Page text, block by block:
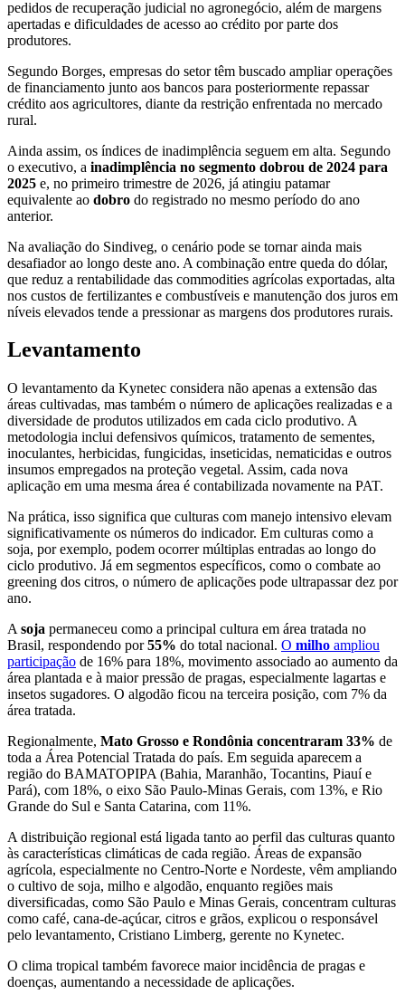
pedidos de recuperação judicial no agronegócio, além de margens
apertadas e dificuldades de acesso ao crédito por parte dos
produtores.
Segundo Borges, empresas do setor têm buscado ampliar operações
de financiamento junto aos bancos para posteriormente repassar
crédito aos agricultores, diante da restrição enfrentada no mercado
rural.
Ainda assim, os índices de inadimplência seguem em alta. Segundo
o executivo, a inadimplência no segmento dobrou de 2024 para
2025 e, no primeiro trimestre de 2026, já atingiu patamar
equivalente ao dobro do registrado no mesmo período do ano
anterior.
Na avaliação do Sindiveg, o cenário pode se tornar ainda mais
desafiador ao longo deste ano. A combinação entre queda do dólar,
que reduz a rentabilidade das commodities agrícolas exportadas, alta
nos custos de fertilizantes e combustíveis e manutenção dos juros em
níveis elevados tende a pressionar as margens dos produtores rurais.
Levantamento
O levantamento da Kynetec considera não apenas a extensão das
áreas cultivadas, mas também o número de aplicações realizadas e a
diversidade de produtos utilizados em cada ciclo produtivo. A
metodologia inclui defensivos químicos, tratamento de sementes,
inoculantes, herbicidas, fungicidas, inseticidas, nematicidas e outros
insumos empregados na proteção vegetal. Assim, cada nova
aplicação em uma mesma área é contabilizada novamente na PAT.
Na prática, isso significa que culturas com manejo intensivo elevam
significativamente os números do indicador. Em culturas como a
soja, por exemplo, podem ocorrer múltiplas entradas ao longo do
ciclo produtivo. Já em segmentos específicos, como o combate ao
greening dos citros, o número de aplicações pode ultrapassar dez por
ano.
A soja permaneceu como a principal cultura em área tratada no
Brasil, respondendo por55% do total nacional. O milho ampliou
participação de 16% para 18%, movimento associado ao aumento da
área plantada e à maior pressão de pragas, especialmente lagartas e
insetos sugadores. O algodão ficou na terceira posição, com 7% da
área tratada.
Regionalmente, Mato Grosso e Rondônia concentraram 33% de
toda a Área Potencial Tratada do país. Em seguida aparecem a
região do BAMATOPIPA (Bahia, Maranhão, Tocantins, Piauí e
Pará), com 18%, o eixo São Paulo-Minas Gerais, com 13%, e Rio
Grande do Sul e Santa Catarina, com 11%.
A distribuição regional está ligada tanto ao perfil das culturas quanto
às características climáticas de cada região. Áreas de expansão
agrícola, especialmente no Centro-Norte e Nordeste, vêm ampliando
o cultivo de soja, milho e algodão, enquanto regiões mais
diversificadas, como São Paulo e Minas Gerais, concentram culturas
como café, cana-de-açúcar, citros e grãos, explicou o responsável
pelo levantamento, Cristiano Limberg, gerente no Kynetec.
O clima tropical também favorece maior incidência de pragas e
doenças, aumentando a necessidade de aplicações.